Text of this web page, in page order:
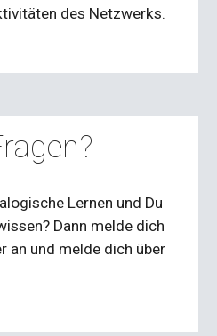
des Netzwerks.
Lernen und Du
Dann melde dich
an und melde dich über